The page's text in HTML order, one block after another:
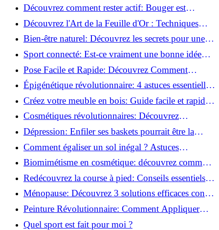
Astuces et secrets révélés!
Découvrez comment rester actif: Bouger est
toujours possible!
Découvrez l'Art de la Feuille d'Or : Techniques
Incontournables pour Réussir!
Bien-être naturel: Découvrez les secrets pour une
vie saine!
Sport connecté: Est-ce vraiment une bonne idée
pour vous?
Pose Facile et Rapide: Découvrez Comment
Monter des Carreaux de Béton Cellulaire!
Épigénétique révolutionnaire: 4 astuces essentielles
pour transformer votre bien-être!
Créez votre meuble en bois: Guide facile et rapide
pour débutants!
Cosmétiques révolutionnaires: Découvrez
comment les fermes verticales transforment la
beauté!
Dépression: Enfiler ses baskets pourrait être la
solution!
Comment égaliser un sol inégal ? Astuces
infaillibles pour réussir !
Biomimétisme en cosmétique: découvrez comment
la nature inspire l'avenir des soins beauté!
Redécouvrez la course à pied: Conseils essentiels
pour reprendre!
Ménopause: Découvrez 3 solutions efficaces contre
les bouffées de chaleur!
Peinture Révolutionnaire: Comment Appliquer
Deux Couleurs Sur Une Porte!
Quel sport est fait pour moi ?